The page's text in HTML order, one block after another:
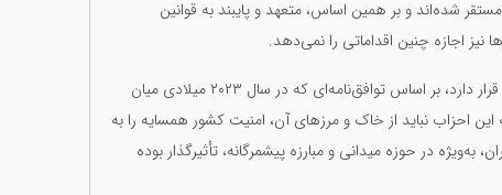
شده‌اند و بر همین اساس، متعهد و پایبند به قوانین
اجازه چنین اقداماتی را نمی‌دهد.
دوم؛ کشوری که مرکز تصمیم‌گیری احزاب کوردستان ایران در آن قرار دارد، بر اساس توافق‌نامه‌ای که در سال ۲۰۲۳ میلادی میان
احزاب نباید از خاک و مرزهای آن، امنیت کشور همسایه را به
به‌ویژه در حوزه میدانی و مبارزه پیشمرگانه، تأثیرگذار بوده